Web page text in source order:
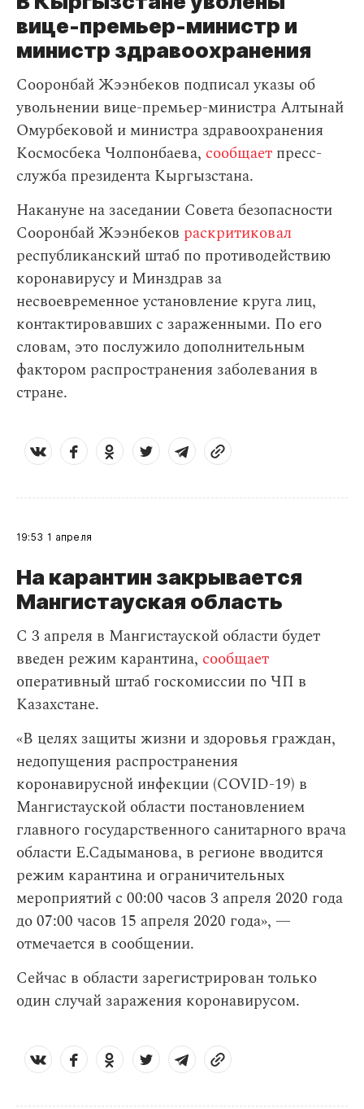
вице-премьер-министр и
министр здравоохранения
Сооронбай Жээнбеков подписал указы об
увольнении вице-премьер-министра Алтынай
Омурбековой и министра здравоохранения
Космосбека Чолпонбаева, сообщает пресс-
служба президента Кыргызстана.
Накануне на заседании Совета безопасности
Сооронбай Жээнбеков раскритиковал
республиканский штаб по противодействию
коронавирусу и Минздрав за
несвоевременное установление круга лиц,
контактировавших с зараженными. По его
словам, это послужило дополнительным
фактором распространения заболевания в
стране.
19:53 1 апреля
На карантин закрывается
Мангистауская область
С 3 апреля в Мангистауской области будет
введен режим карантина, сообщает
оперативный штаб госкомиссии по ЧП в
Казахстане.
«В целях защиты жизни и здоровья граждан,
недопущения распространения
коронавирусной инфекции (COVID-19) в
Мангистауской области постановлением
главного государственного санитарного врача
области Е.Садыманова, в регионе вводится
режим карантина и ограничительных
мероприятий с 00:00 часов 3 апреля 2020 года
до 07:00 часов 15 апреля 2020 года», —
отмечается в сообщении.
Сейчас в области зарегистрирован только
один случай заражения коронавирусом.